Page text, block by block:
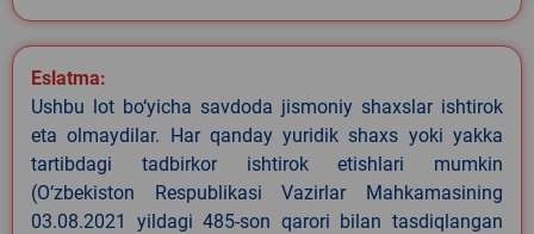
Eslatma:
Ushbu lot bo‘yicha savdoda jismoniy shaxslar ishtirok
eta olmaydilar. Har qanday yuridik shaxs yoki yakka
tartibdagi tadbirkor ishtirok etishlari mumkin
(O‘zbekiston Respublikasi Vazirlar Mahkamasining
03.08.2021 yildagi 485-son qarori bilan tasdiqlangan